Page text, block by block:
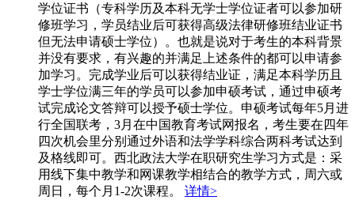
学位证书（专科学历及本科无学士学位证者可以参加研
修班学习，学员结业后可获得高级法律研修班结业证书
但无法申请硕士学位）。也就是说对于考生的本科背景
并没有要求，有兴趣的并满足上述条件的都可以申请参
加学习。完成学业后可以获得结业证，满足本科学历且
学士学位满三年的学员可以参加申硕考试，通过申硕考
试完成论文答辩可以授予硕士学位。申硕考试每年5月进
行全国联考，3月在中国教育考试网报名，考生要在四年
四次机会里分别通过外语和法学学科综合两科考试达到
及格线即可。西北政法大学在职研究生学习方式是：采
用线下集中教学和网课教学相结合的教学方式，周六或
周日，每个月1-2次课程。 详情>